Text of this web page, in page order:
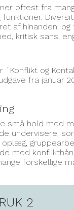
oftest fra
af hinanden,
kritisk sans,
`Konflikt og
fra januar
små hold med
undervisere,
med
forskellige
2